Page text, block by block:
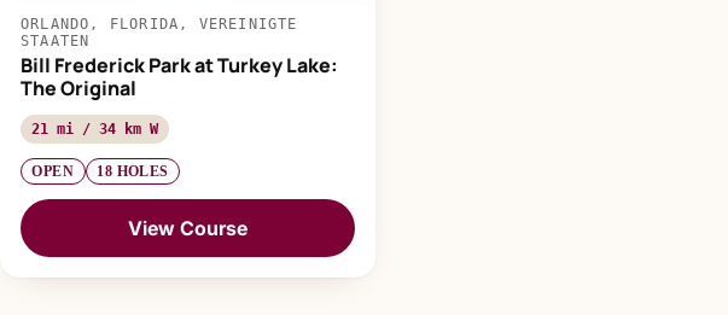
ORLANDO, FLORIDA, VEREINIGTE
STAATEN
Bill Frederick Park at Turkey Lake:
The Original
21 mi / 34 km W
OPEN 18 HOLES
View Course